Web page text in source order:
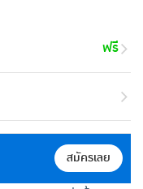
สมัครเลย
ฟรี